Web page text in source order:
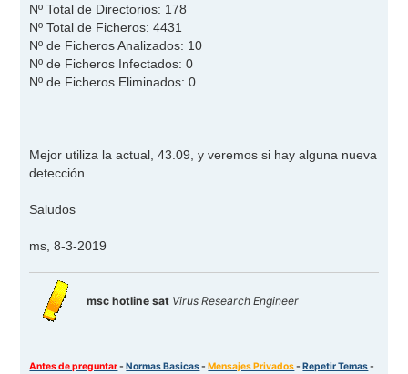
Nº Total de Directorios: 178
Nº Total de Ficheros: 4431
Nº de Ficheros Analizados: 10
Nº de Ficheros Infectados: 0
Nº de Ficheros Eliminados: 0
Mejor utiliza la actual, 43.09, y veremos si hay alguna nueva
detección.
Saludos
ms, 8-3-2019
msc hotline sat Virus Research Engineer
Antes de preguntar-Normas Basicas-Mensajes Privados-Repetir Temas-